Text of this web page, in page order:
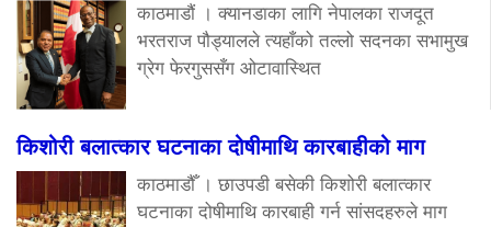
काठमाडौं । क्यानडाका लागि नेपालका राजदूत
भरतराज पौड्यालले त्यहाँको तल्लो सदनका सभामुख
ग्रेग फेरगुससँग ओटावास्थित
किशोरी बलात्कार घटनाका दोषीमाथि कारबाहीको माग
काठमाडौँ । छाउपडी बसेकी किशोरी बलात्कार
घटनाका दोषीमाथि कारबाही गर्न सांसदहरुले माग